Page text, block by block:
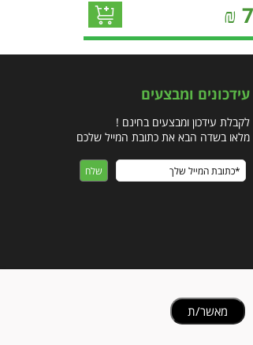
₪
עידכונים ומבצעים
לקבלת עידכון ומבצעים בחינם !
מלאו בשדה הבא את כתובת המייל שלכם
מאשר/ת